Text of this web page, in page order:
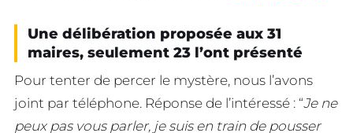
Une délibération proposée aux 31
maires, seulement 23 l’ont présenté
Pour tenter de percer le mystère, nous l’avons
joint par téléphone. Réponse de l’intéressé : “Je ne
peux pas vous parler, je suis en train de pousser